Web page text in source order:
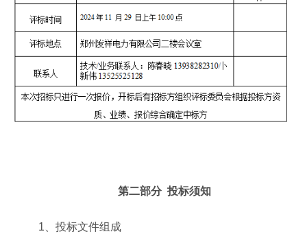
第二部分 投标须知
1 、投标文件组成